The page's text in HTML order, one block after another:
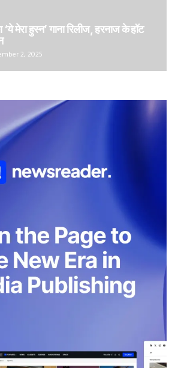
मेरा हुस्न’ गाना रिलीज, हरनाज के हॉट
2, 2025